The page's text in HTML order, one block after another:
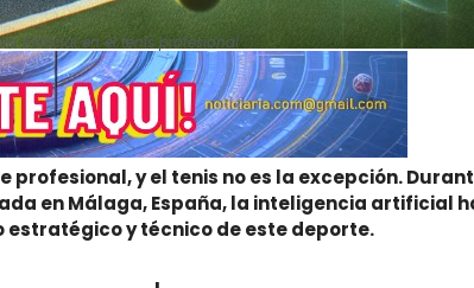
Artificial en el tenis profesional
profesional, y el tenis no es la excepción.
en Málaga, España, la inteligencia artificial
estratégico y técnico de este deporte.